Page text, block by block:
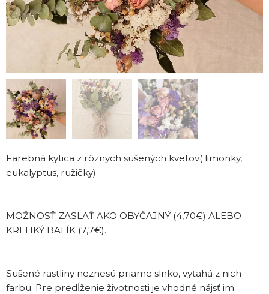
Farebná kytica z rôznych sušených kvetov( limonky,
eukalyptus, ružičky).
MOŽNOSŤ ZASLAŤ AKO OBYČAJNÝ (4,70€) ALEBO
KREHKÝ BALÍK (7,7€).
Sušené rastliny neznesú priame slnko, vyťahá z nich
farbu. Pre predĺženie životnosti je vhodné nájsť im